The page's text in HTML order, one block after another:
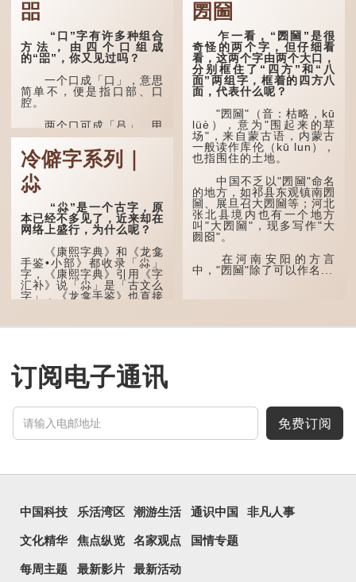
㗊
“口”字有许多种组合
方法，由四个口组成
的“㗊”，你又见过吗？
一个口成「口」，意思
简单不，便是指口部、口
腔。
两个口可成「吕」，甲
骨文字形，象脊骨形，本义
是指脊椎骨，中间有一条竖
线把脊椎段串联起来。现代
通用为姓氏。两个口也可以
写成「吅」（音：喧），古
同「喧」，大声呼叫的意
三个口为「品」，这个
字用法最为普遍。始见于商
代甲骨文，古字形从三口，
表示众多...
冷僻字系列｜
尛
“尛”是一个古字，原
本已经不多见了，近来却在
网络上盛行，为什么呢？
《康熙字典》和《龙龛
手鉴•小部》都收录「尛」
字，《康熙字典》引用《字
汇补》说「尛」是「古文么
字」，《龙龛手鉴》也直接
「么」在古文中常表示
「尛」等同于「么」，那么
它的意思也一样，也是「微
小、细小」的意思。
有台湾网友将「...
圐圙
乍一看，“圐圙”是很
奇怪的两个字，但仔细看
看，这两个字由两个大口，
分别框住了“四方”和“八
面”两组字，框着的四方八
面，代表什么呢？
"圐圙"（音：枯略，kū
lüè），意为"围起来的草
场"，来自蒙古语，内蒙古
一般读作库伦（kū lun），
也指围住的土地。
中国不乏以"圐圙"命名
的地方，如祁县东观镇南圐
圙、展旦召大圐圙等；河北
张北县境内也有一个地方
叫"大圐圙"，现多写作"大
囫囵"。
在河南安阳的方言
中，"圐圙"除了可以作名...
订阅电子通讯
免费订阅
中国科技 乐活湾区 潮游生活 通识中国 非凡人事
文化精华 焦点纵览 名家观点 国情专题
每周主题 最新影片 最新活动